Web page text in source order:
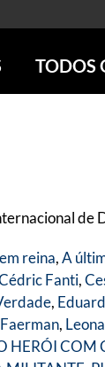
TODOS
CLARICE
SERROTE
VER
reina,A
Fanti,
,
,
HERÓI COM